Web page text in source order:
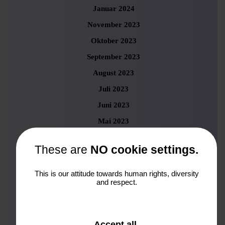
Januar 2024
November 2023
Oktober 2023
September 2023
August 2023
Juli 2023
Juni 2023
Mai 2023
März 2023
Februar 2023
Januar 2023
These are NO cookie settings.
This is our attitude towards human rights, diversity
and respect.